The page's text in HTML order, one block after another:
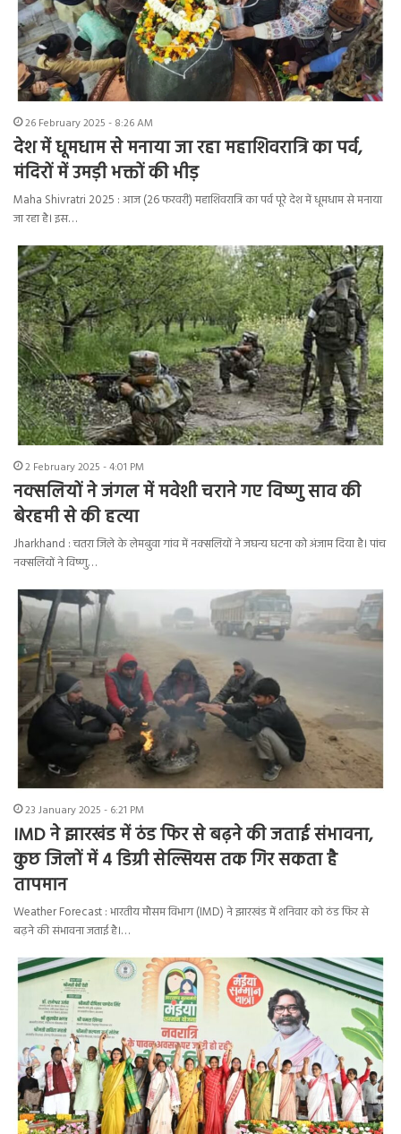
26 February 2025 - 8:26 AM
देश में धूमधाम से मनाया जा रहा महाशिवरात्रि का पर्व,
मंदिरों में उमड़ी भक्तों की भीड़
Maha Shivratri 2025 : आज (26 फरवरी) महाशिवरात्रि का पर्व पूरे देश में धूमधाम से मनाया
जा रहा है। इस…
2 February 2025 - 4:01 PM
नक्सलियों ने जंगल में मवेशी चराने गए विष्णु साव की
बेरहमी से की हत्या
Jharkhand : चतरा जिले के लेमबुवा गांव में नक्सलियों ने जघन्य घटना को अंजाम दिया है। पांच
नक्सलियों ने विष्णु…
23 January 2025 - 6:21 PM
IMD ने झारखंड में ठंड फिर से बढ़ने की जताई संभावना,
कुछ जिलों में 4 डिग्री सेल्सियस तक गिर सकता है
तापमान
Weather Forecast : भारतीय मौसम विभाग (IMD) ने झारखंड में शनिवार को ठंड फिर से
बढ़ने की संभावना जताई है।…